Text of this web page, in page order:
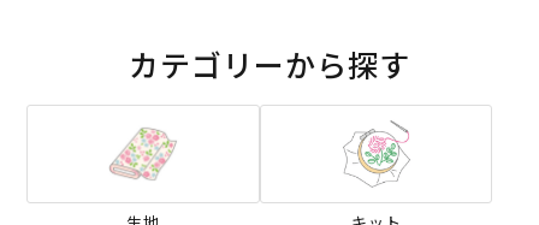
カテゴリーから探す